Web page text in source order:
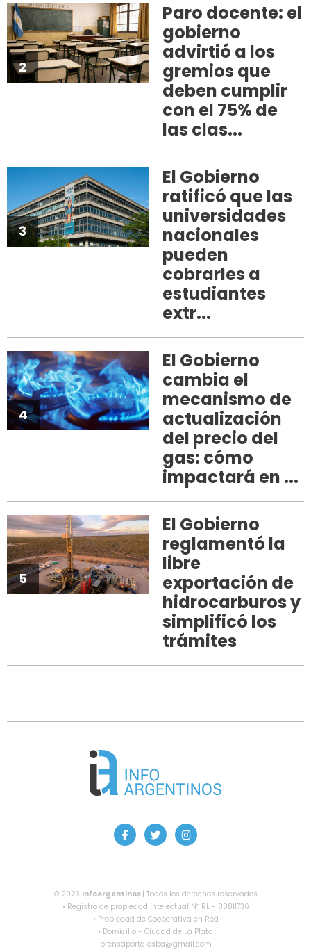
2
Paro docente: el
gobierno
advirtió a los
gremios que
deben cumplir
con el 75% de
las clas...
3
El Gobierno
ratificó que las
universidades
nacionales
pueden
cobrarles a
estudiantes
extr...
4
El Gobierno
cambia el
mecanismo de
actualización
del precio del
gas: cómo
impactará en ...
5
El Gobierno
reglamentó la
libre
exportación de
hidrocarburos y
simplificó los
trámites
© 2023 InfoArgentinos | Todos los derechos reservados
• Registro de propiedad intelectual Nº RL - 88811736
• Propiedad de Cooperativa en Red
• Domicilio - Ciudad de La Plata
prensaportalesba@gmail.com